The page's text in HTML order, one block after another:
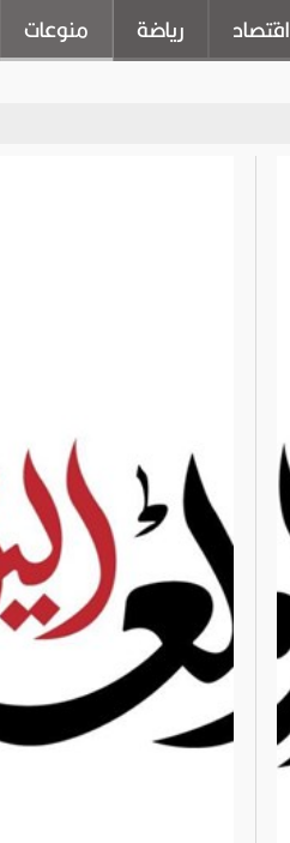
اقتصاد رياضة منوعات